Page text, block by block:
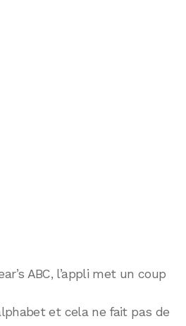
ABC, l’appli met un coup
et cela ne fait pas de